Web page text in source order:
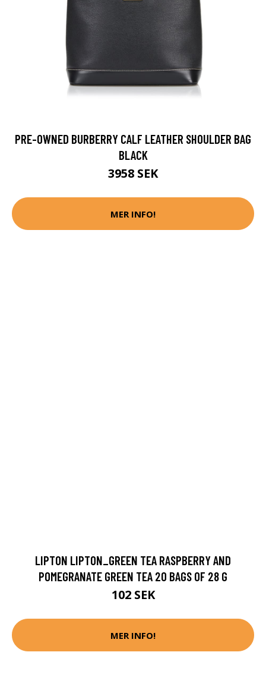
PRE-OWNED BURBERRY CALF LEATHER SHOULDER BAG
BLACK
3958 SEK
MER INFO!
LIPTON LIPTON_GREEN TEA RASPBERRY AND
POMEGRANATE GREEN TEA 20 BAGS OF 28 G
102 SEK
MER INFO!